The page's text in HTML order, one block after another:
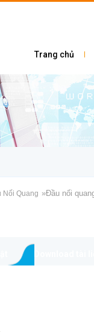
Trang chủ
Nối Quang »Đầu nối